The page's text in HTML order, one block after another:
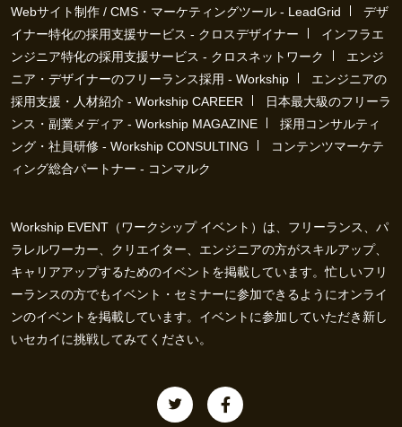
Webサイト制作 / CMS・マーケティングツール - LeadGrid
デザ
イナー特化の採用支援サービス - クロスデザイナー
インフラエ
ンジニア特化の採用支援サービス - クロスネットワーク
エンジ
ニア・デザイナーのフリーランス採用 - Workship
エンジニアの
採用支援・人材紹介 - Workship CAREER
日本最大級のフリーラ
ンス・副業メディア - Workship MAGAZINE
採用コンサルティ
ング・社員研修 - Workship CONSULTING
コンテンツマーケテ
ィング総合パートナー - コンマルク
Workship EVENT（ワークシップ イベント）は、フリーランス、パ
ラレルワーカー、クリエイター、エンジニアの方がスキルアップ、
キャリアアップするためのイベントを掲載しています。忙しいフリ
ーランスの方でもイベント・セミナーに参加できるようにオンライ
ンのイベントを掲載しています。イベントに参加していただき新し
いセカイに挑戦してみてください。